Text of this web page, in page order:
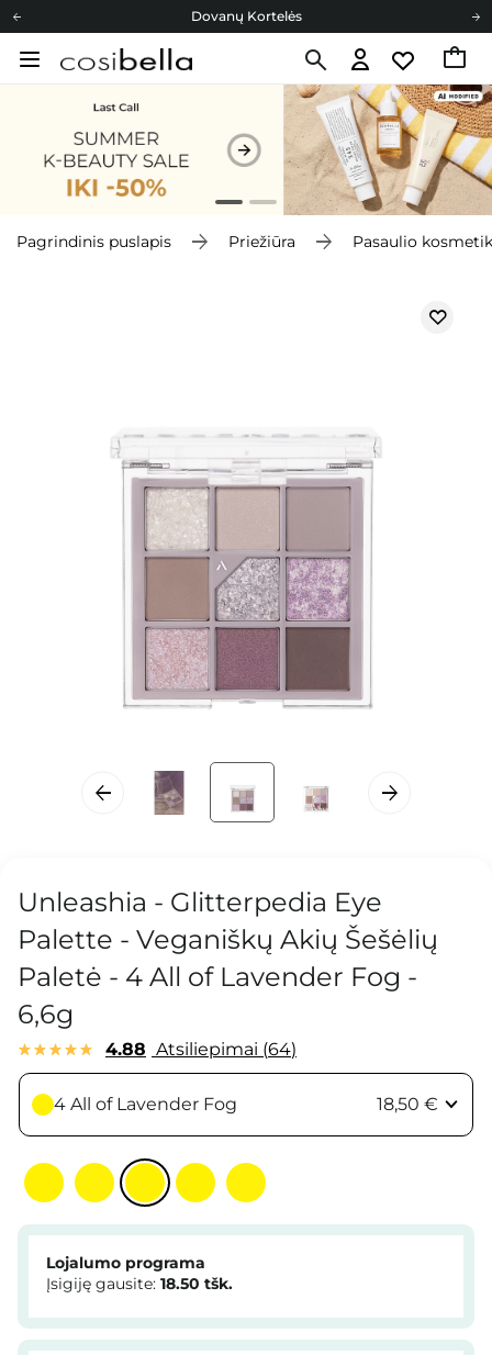
Dovanų Kortelės
Cosibella lojalumo programa
Dovanų Kortelės
Pagrindinis puslapis Priežiūra Pasaulio
Unleashia - Glitterpedia Eye
Palette - Veganiškų Akių Šešėlių
Paletė - 4 All of Lavender Fog -
6,6g
4.88 Atsiliepimai 64
4 All of Lavender Fog 18,50 €
Lojalumo programa
Įsigiję gausite: 18.50 tšk.